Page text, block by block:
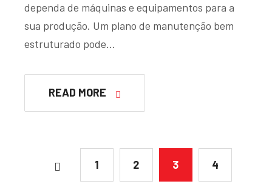
dependa de máquinas e equipamentos para a
sua produção. Um plano de manutenção bem
estruturado pode…
READ MORE
1 2 3 4